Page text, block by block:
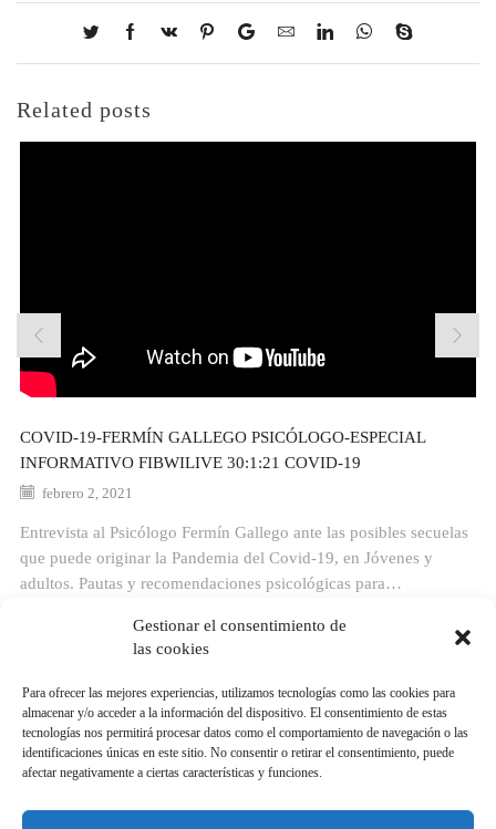
Gestionar el consentimiento de
las cookies
Para ofrecer las mejores experiencias, utilizamos tecnologías como las cookies para
almacenar y/o acceder a la información del dispositivo. El consentimiento de estas
tecnologías nos permitirá procesar datos como el comportamiento de navegación o las
identificaciones únicas en este sitio. No consentir o retirar el consentimiento, puede
afectar negativamente a ciertas características y funciones.
Related posts
COVID-19-FERMÍN GALLEGO PSICÓLOGO-ESPECIAL
INFORMATIVO FIBWILIVE 30:1:21 COVID-19
febrero 2, 2021
Entrevista al Psicólogo Fermín Gallego ante las posibles secuelas
que puede originar la Pandemia del Covid-19, en Jóvenes y
adultos. Pautas y recomendaciones psicológicas para…
Continue Reading
CATEGORÍAS
Programas de Radio